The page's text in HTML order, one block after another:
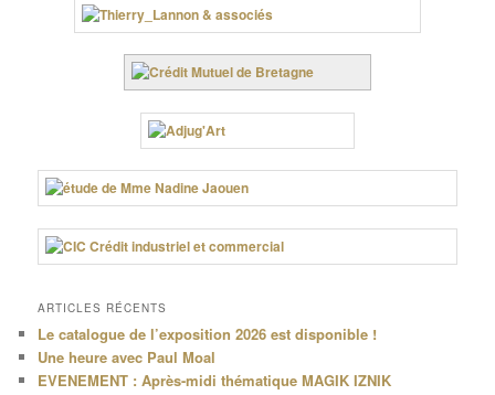
ARTICLES RÉCENTS
Le catalogue de l’exposition 2026 est disponible !
Une heure avec Paul Moal
EVENEMENT : Après-midi thématique MAGIK IZNIK